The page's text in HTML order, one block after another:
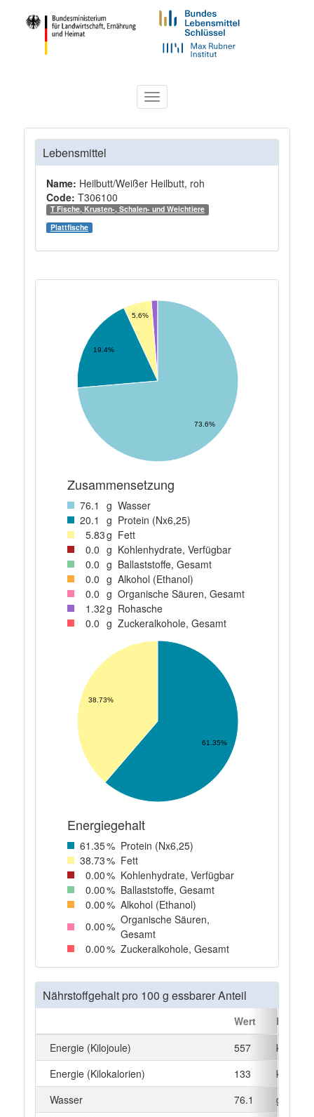
Toggle
navigation
Lebensmittel
Name: Heilbutt/Weißer Heilbutt, roh
Code: T306100
T Fische, Krusten-, Schalen- und Weichtiere
Plattfische
5.6%
19.4%
73.6%
Zusammensetzung
76.1 g Wasser
20.1 g Protein (Nx6,25)
5.83g Fett
0.0 g Kohlenhydrate, Verfügbar
0.0 g Ballaststoffe, Gesamt
0.0 g Alkohol (Ethanol)
0.0 g Organische Säuren, Gesamt
1 .32g Rohasche
0.0 g Zuckeralkohole, Gesamt
38.73%
61.35%
Energiegehalt
61 .35% Protein (Nx6,25)
38.73% Fett
0.00% Kohlenhydrate, Verfügbar
0.00% Ballaststoffe, Gesamt
0.00% Alkohol (Ethanol)
0.00% Organische Säuren,
Gesamt
0.00% Zuckeralkohole, Gesamt
Nährstoffgehalt pro 100 g essbarer Anteil
Wert
Einheit
Energie (Kilojoule)
557
kJ
Energie (Kilokalorien)
133
kcal
Wasser
76.1
g